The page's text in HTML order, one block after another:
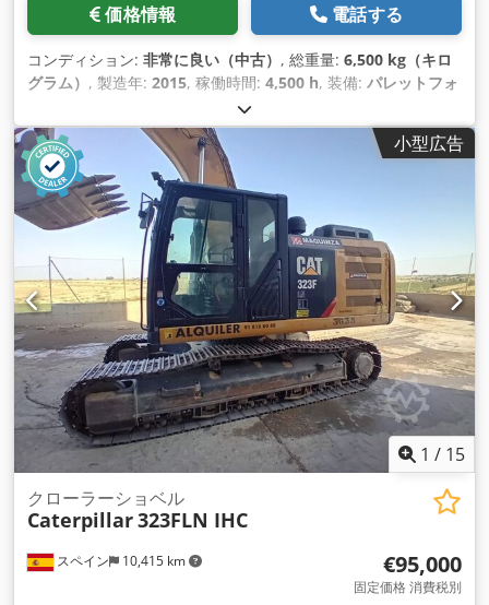
価格情報 電話する
コンディション: 非常に良い（中古） , 総重量: 6,500 kg（キロ
グラム） , 製造年: 2015, 稼働時間: 4,500 h, 装備: パレットフォ
小型広告
1 / 15
スペイン 10,415 km
クローラーショベル
Caterpillar323FLN IHC
€95,000
固定価格 消費税別